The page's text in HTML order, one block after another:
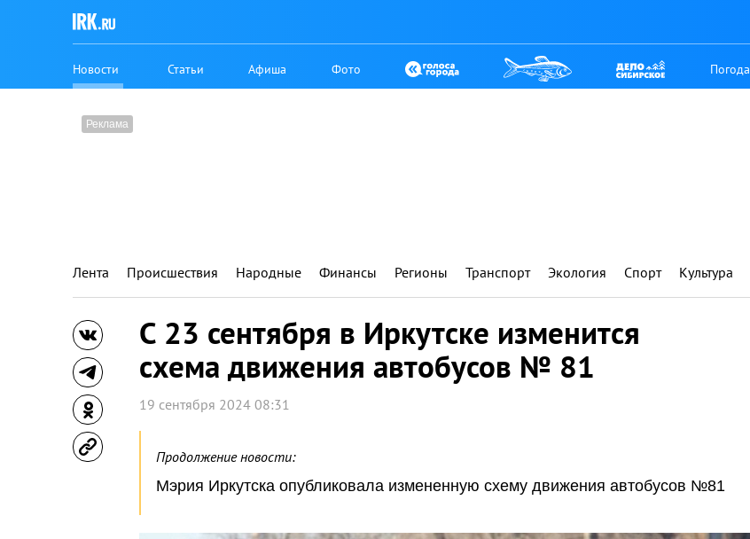
Новости Статьи Афиша Фото Погода
Лента Происшествия Народные Финансы Регионы Транспорт Экология Спорт Культура
С 23 сентября в Иркутске изменится
схема движения автобусов № 81
19 сентября 2024 08:31
Продолжение новости:
Мэрия Иркутска опубликовала измененную схему движения автобусов №81